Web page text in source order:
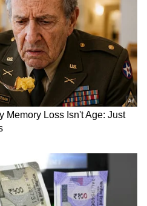
ಸತತ 2ನೇ ಐಪಿಎಲ್ ಟ್ರೋಫಿ
ಮೇಲೆ ಆರ್‌ಸಿಬಿ ಕಣ್ಣು: 155 ರನ್‌ಗೆ
ಟೈಟಾನ್ಸ್‌ ಕಟ್ಟಿಹಾಕಿದ ಬೆಂಗಳೂರು
ಬೌಲರ್ಸ್!